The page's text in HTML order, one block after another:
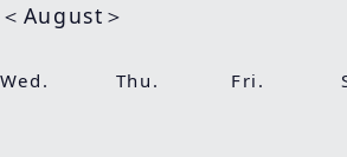
August＞
Wed. Thu. Fri.